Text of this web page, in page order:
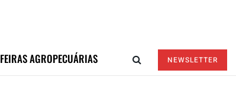
FEIRAS AGROPECUÁRIAS NEWSLETTER